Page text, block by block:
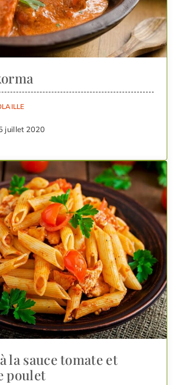
juillet 2020
la sauce tomate et
poulet